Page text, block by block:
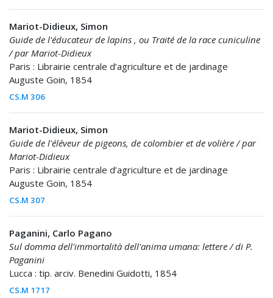
Mariot-Didieux, Simon
Guide de l'éducateur de lapins , ou Traité de la race cuniculine
/ par Mariot-Didieux
Paris : Librairie centrale d’agriculture et de jardinage
Auguste Goin, 1854
CS.M 306
Mariot-Didieux, Simon
Guide de l'éléveur de pigeons, de colombier et de volière / par
Mariot-Didieux
Paris : Librairie centrale d’agriculture et de jardinage
Auguste Goin, 1854
CS.M 307
Paganini, Carlo Pagano
Sul domma dell'immortalità dell'anima umana: lettere / di P.
Paganini
Lucca : tip. arciv. Benedini Guidotti, 1854
CS.M 1717